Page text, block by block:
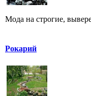
Мода на строгие,
Рокарий